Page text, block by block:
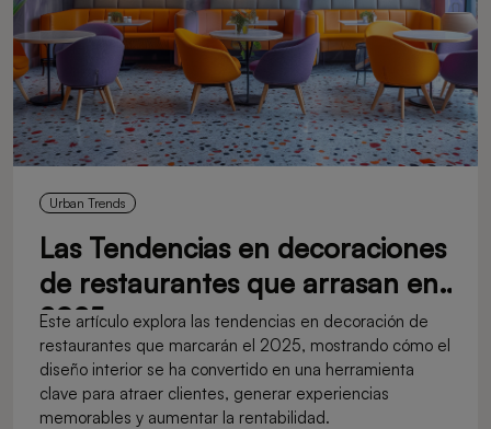
Urban Trends
Las Tendencias en decoraciones
de restaurantes que arrasan en
2025
Este artículo explora las tendencias en decoración de
restaurantes que marcarán el 2025, mostrando cómo el
diseño interior se ha convertido en una herramienta
clave para atraer clientes, generar experiencias
memorables y aumentar la rentabilidad.